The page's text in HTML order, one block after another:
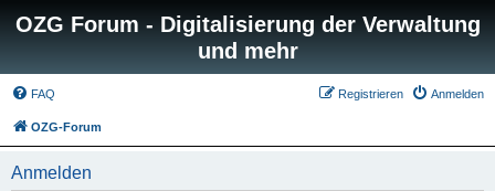
OZG Forum - Digitalisierung der Verwaltung
und mehr
FAQ Anmelden
Registrieren
OZG-Forum
Anmelden